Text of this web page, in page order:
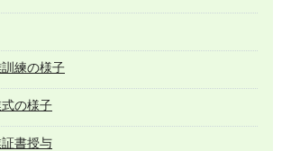
練の様子
の様子
書授与